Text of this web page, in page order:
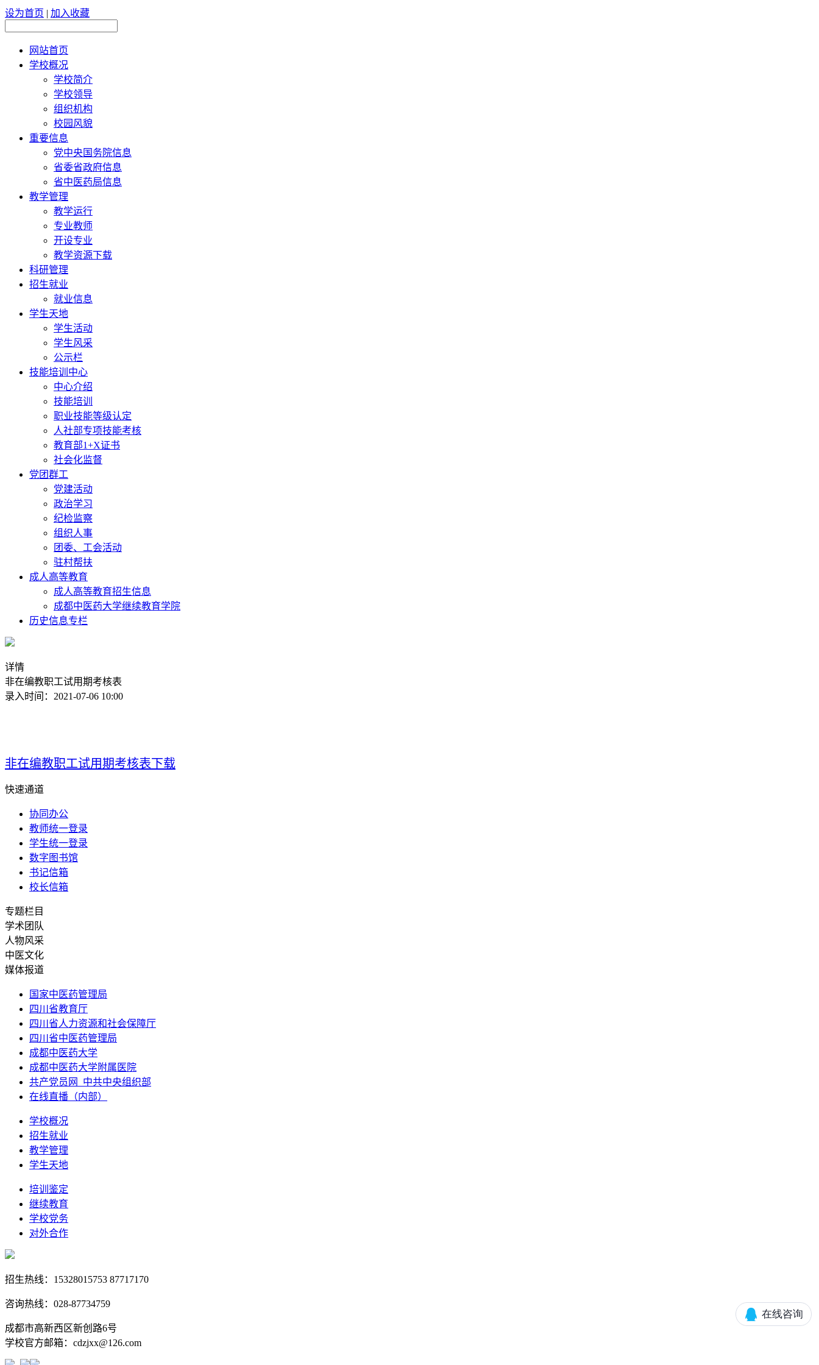
设为首页 | 加入收藏
网站首页
学校概况
学校简介
学校领导
组织机构
校园风貌
重要信息
党中央国务院信息
省委省政府信息
省中医药局信息
教学管理
教学运行
专业教师
开设专业
教学资源下载
科研管理
招生就业
就业信息
学生天地
学生活动
学生风采
公示栏
技能培训中心
中心介绍
技能培训
职业技能等级认定
人社部专项技能考核
教育部1+X证书
社会化监督
党团群工
党建活动
政治学习
纪检监察
组织人事
团委、工会活动
驻村帮扶
成人高等教育
成人高等教育招生信息
成都中医药大学继续教育学院
历史信息专栏
详情
非在编教职工试用期考核表
录入时间：2021-07-06 10:00
非在编教职工试用期考核表下载
快速通道
协同办公
教师统一登录
学生统一登录
数字图书馆
书记信箱
校长信箱
专题栏目
学术团队
人物风采
中医文化
媒体报道
国家中医药管理局
四川省教育厅
四川省人力资源和社会保障厅
四川省中医药管理局
成都中医药大学
成都中医药大学附属医院
共产党员网_中共中央组织部
在线直播（内部）
学校概况
招生就业
教学管理
学生天地
培训鉴定
继续教育
学校党务
对外合作
招生热线：15328015753 87717170
咨询热线：028-87734759
成都市高新西区新创路6号
学校官方邮箱：cdzjxx@126.com